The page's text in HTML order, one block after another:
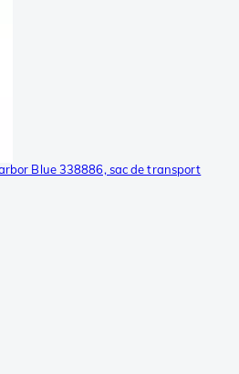
Blue 338886, sac de transport